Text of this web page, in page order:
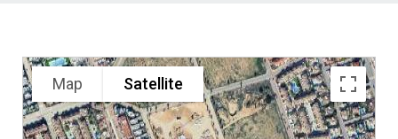
Map Satellite